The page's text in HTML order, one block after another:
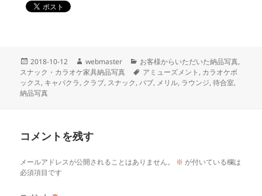
投
稿
日:
2018-10-12
作
成
者
webmaster
カ
テ
ゴ
お客様からいただいた納品写真,
スナック・カラオケ家具納品写真
タ
グ
アミューズメント , カラオケボ
ックス, キャバクラ, クラブ, スナック,パブ, メリル, ラウンジ,待合室,
納品写真
コメントを残す
メールアドレスが公開されることはありません。 ※ が付いている欄は
必須項目です